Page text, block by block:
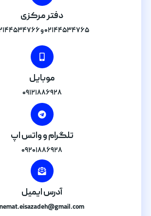
دفتر مرکزی
۰۲۱۴۴۵۳۴۷۶۵ و ۰۲۱۴۴۵۳۴۷۶۶
موبایل
۰۹۱۲۱۸۸۶۹۲۸
تلگرام و واتس اپ
۰۹۲۰۱۸۸۶۹۲۸
آدرس ایمیل
nemat.eisazadeh@gmail.com